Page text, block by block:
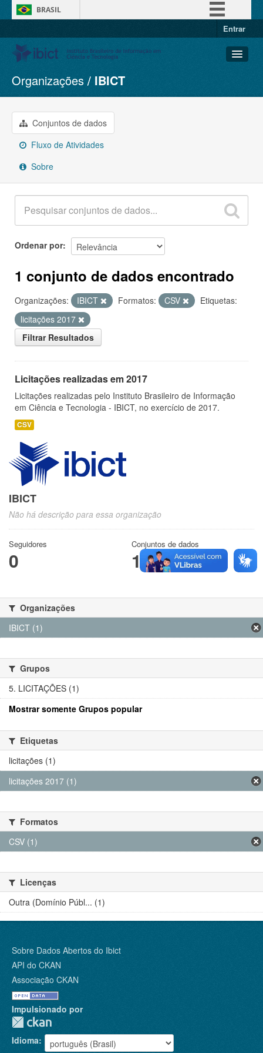
BRASIL
Entrar
Conjuntos de dados
Organizações
Grupos
Sobre
Organizações IBICT
Conjuntos de dados
Fluxo de Atividades
Sobre
Ordenar por
1 conjunto de dados encontrado
Organizações: IBICT Formatos: CSV
Etiquetas:
licitações 2017
Filtrar Resultados
Licitações realizadas em 2017
Licitações realizadas pelo Instituto Brasileiro de Informação
em Ciência e Tecnologia - IBICT, no exercício de 2017.
CSV
IBICT
Não há descrição para essa organização
Seguidores
0
Conjuntos de dados
1
Organizações
IBICT (1)
Grupos
5. LICITAÇÕES (1)
Mostrar somente Grupos popular
Etiquetas
licitações (1)
licitações 2017 (1)
Formatos
CSV (1)
Licenças
Outra (Domínio Públ... (1)
Sobre Dados Abertos do Ibict
API do CKAN
Associação CKAN
Impulsionado por
Idioma